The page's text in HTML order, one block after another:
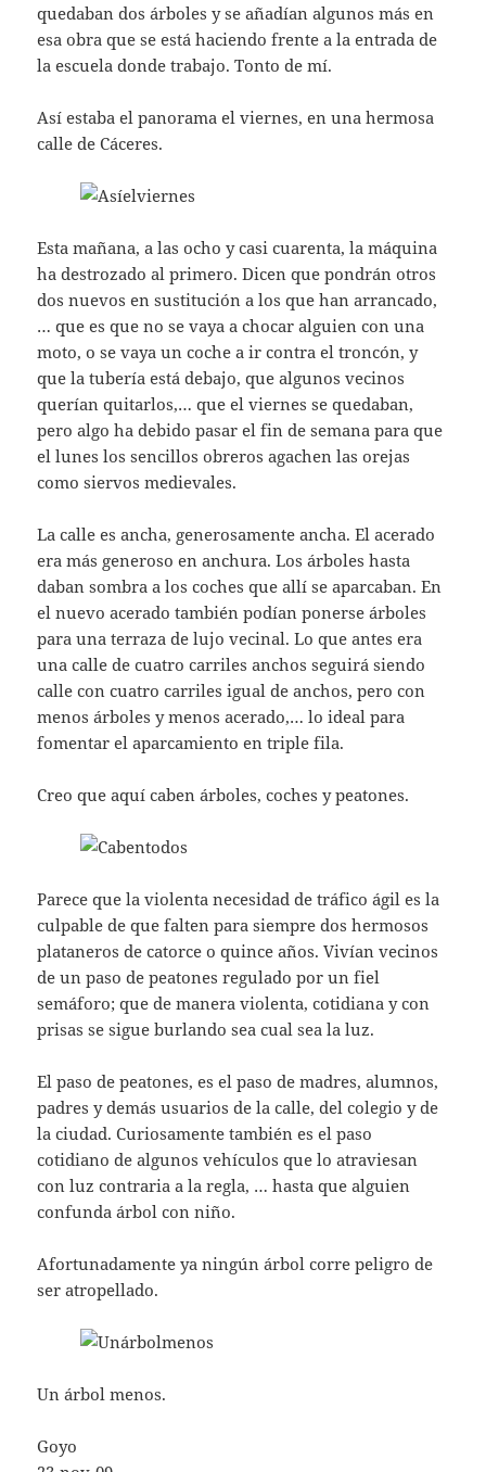
quedaban dos árboles y se añadían algunos más en
esa obra que se está haciendo frente a la entrada de
la escuela donde trabajo. Tonto de mí.
Así estaba el panorama el viernes, en una hermosa
calle de Cáceres.
Esta mañana, a las ocho y casi cuarenta, la máquina
ha destrozado al primero. Dicen que pondrán otros
dos nuevos en sustitución a los que han arrancado,
… que es que no se vaya a chocar alguien con una
moto, o se vaya un coche a ir contra el troncón, y
que la tubería está debajo, que algunos vecinos
querían quitarlos,… que el viernes se quedaban,
pero algo ha debido pasar el fin de semana para que
el lunes los sencillos obreros agachen las orejas
como siervos medievales.
La calle es ancha, generosamente ancha. El acerado
era más generoso en anchura. Los árboles hasta
daban sombra a los coches que allí se aparcaban. En
el nuevo acerado también podían ponerse árboles
para una terraza de lujo vecinal. Lo que antes era
una calle de cuatro carriles anchos seguirá siendo
calle con cuatro carriles igual de anchos, pero con
menos árboles y menos acerado,… lo ideal para
fomentar el aparcamiento en triple fila.
Creo que aquí caben árboles, coches y peatones.
Parece que la violenta necesidad de tráfico ágil es la
culpable de que falten para siempre dos hermosos
plataneros de catorce o quince años. Vivían vecinos
de un paso de peatones regulado por un fiel
semáforo; que de manera violenta, cotidiana y con
prisas se sigue burlando sea cual sea la luz.
El paso de peatones, es el paso de madres, alumnos,
padres y demás usuarios de la calle, del colegio y de
la ciudad. Curiosamente también es el paso
cotidiano de algunos vehículos que lo atraviesan
con luz contraria a la regla, … hasta que alguien
confunda árbol con niño.
Afortunadamente ya ningún árbol corre peligro de
ser atropellado.
Un árbol menos.
Goyo